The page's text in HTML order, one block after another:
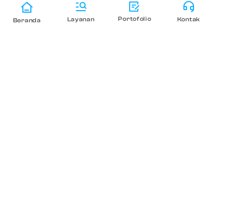
Beranda Layanan Portofolio Kontak